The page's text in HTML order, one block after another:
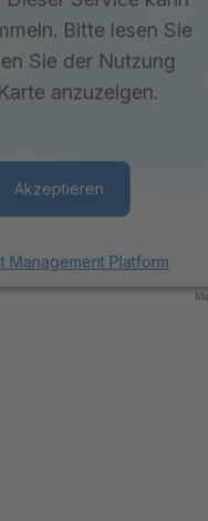
Bitte lesen Sie
Sie der Nutzung
anzuzeigen.
Akzeptieren
Management Platform